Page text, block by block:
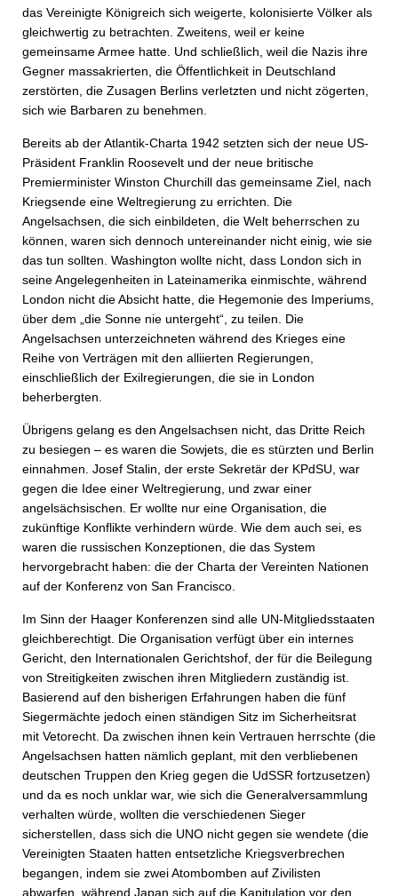
das Vereinigte Königreich sich weigerte, kolonisierte Völker als
gleichwertig zu betrachten. Zweitens, weil er keine
gemeinsame Armee hatte. Und schließlich, weil die Nazis ihre
Gegner massakrierten, die Öffentlichkeit in Deutschland
zerstörten, die Zusagen Berlins verletzten und nicht zögerten,
sich wie Barbaren zu benehmen.
Bereits ab der Atlantik-Charta 1942 setzten sich der neue US-
Präsident Franklin Roosevelt und der neue britische
Premierminister Winston Churchill das gemeinsame Ziel, nach
Kriegsende eine Welt­regierung zu errichten. Die
Angelsachsen, die sich einbildeten, die Welt beherrschen zu
können, waren sich dennoch untereinander nicht einig, wie sie
das tun sollten. Washington wollte nicht, dass London sich in
seine Angelegenheiten in Lateinamerika einmischte, während
London nicht die Absicht hatte, die Hegemonie des Imperiums,
über dem „die Sonne nie untergeht“, zu teilen. Die
Angelsachsen unterzeichneten während des Krieges eine
Reihe von Verträgen mit den alliierten Regierungen,
einschließlich der Exilregierungen, die sie in London
beherbergten.
Übrigens gelang es den Angelsachsen nicht, das Dritte Reich
zu besiegen – es waren die Sowjets, die es stürzten und Berlin
einnahmen. Josef Stalin, der erste Sekretär der KPdSU, war
gegen die Idee einer Weltregierung, und zwar einer
angelsächsischen. Er wollte nur eine Organisation, die
zukünftige Konflikte verhindern würde. Wie dem auch sei, es
waren die russischen Konzeptionen, die das System
hervorgebracht haben: die der Charta der Vereinten Nationen
auf der Konferenz von San Francisco.
Im Sinn der Haager Konferenzen sind alle UN-Mitgliedsstaaten
gleichberechtigt. Die Organisation verfügt über ein internes
Gericht, den Internationalen Gerichtshof, der für die Beilegung
von Streitigkeiten zwischen ihren Mitgliedern zuständig ist.
Basierend auf den bisherigen Erfahrungen haben die fünf
Siegermächte jedoch einen ständigen Sitz im Sicherheitsrat
mit Vetorecht. Da zwischen ihnen kein Vertrauen herrschte (die
Angelsachsen hatten nämlich geplant, mit den verbliebenen
deutschen Truppen den Krieg gegen die UdSSR fortzusetzen)
und da es noch unklar war, wie sich die Generalversammlung
verhalten würde, wollten die verschiedenen Sieger
sicherstellen, dass sich die UNO nicht gegen sie wendete (die
Vereinigten Staaten hatten entsetzliche Kriegsverbrechen
begangen, indem sie zwei Atombomben auf Zivilisten
abwarfen, während Japan sich auf die Kapitulation vor den